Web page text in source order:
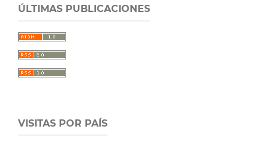
ÚLTIMAS PUBLICACIONES
VISITAS POR PAÍS